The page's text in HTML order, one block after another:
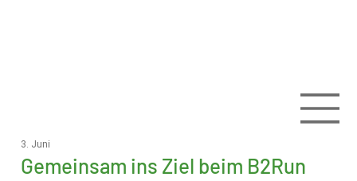
Gemeinsam ins Ziel beim B2Run
3. Juni